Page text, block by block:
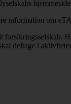
information om
deltage i